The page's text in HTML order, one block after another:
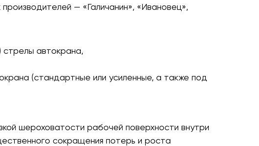
— «Галичанин», «Ивановец»,
стрелы автокрана,
(стандартные или усиленные, а также под
шероховатости рабочей поверхности внутри
сокращения потерь и роста